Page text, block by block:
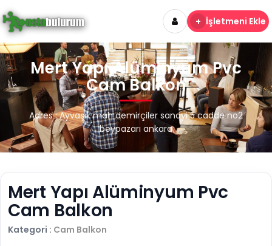
+ İşletmeni Ekle
Mert Yapı Alüminyum Pvc
Cam Balkon
Adres : Ayvaşık mah demirçiler sanayi 5 cadde no2
beypazarı ankara
Mert Yapı Alüminyum Pvc
Cam Balkon
Kategori : Cam Balkon